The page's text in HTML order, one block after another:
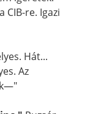
CIB-re. Igazi
Hát...
Az